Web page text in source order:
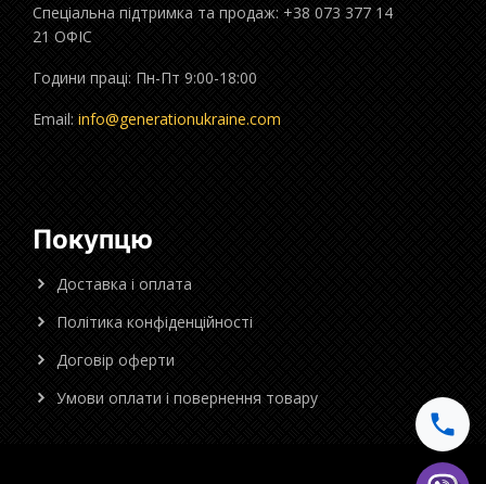
Спеціальна підтримка та продаж: +38 073 377 14
21 ОФІС
Години праці: Пн-Пт 9:00-18:00
Email: info@generationukraine.com
Покупцю
Доставка і оплата
Політика конфіденційності
Договір оферти
Умови оплати і повернення товару